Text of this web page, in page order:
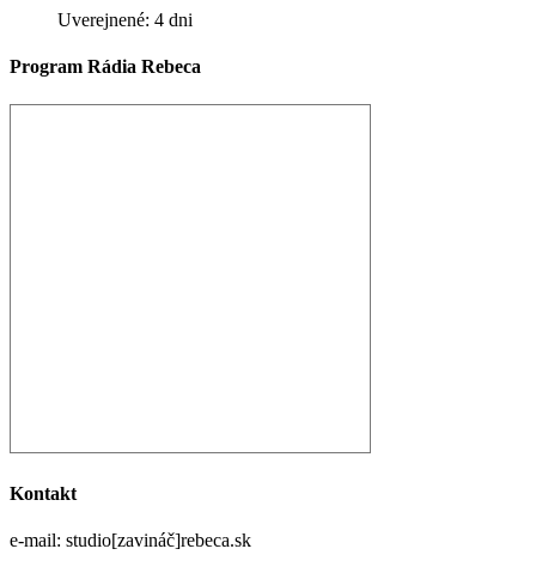
Uverejnené: 4 dni
Program Rádia Rebeca
Kontakt
e-mail: studio[zavináč]rebeca.sk